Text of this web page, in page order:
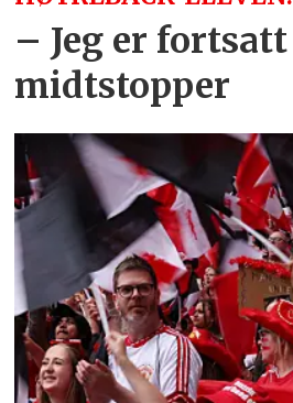
– Jeg er fortsatt
midtstopper